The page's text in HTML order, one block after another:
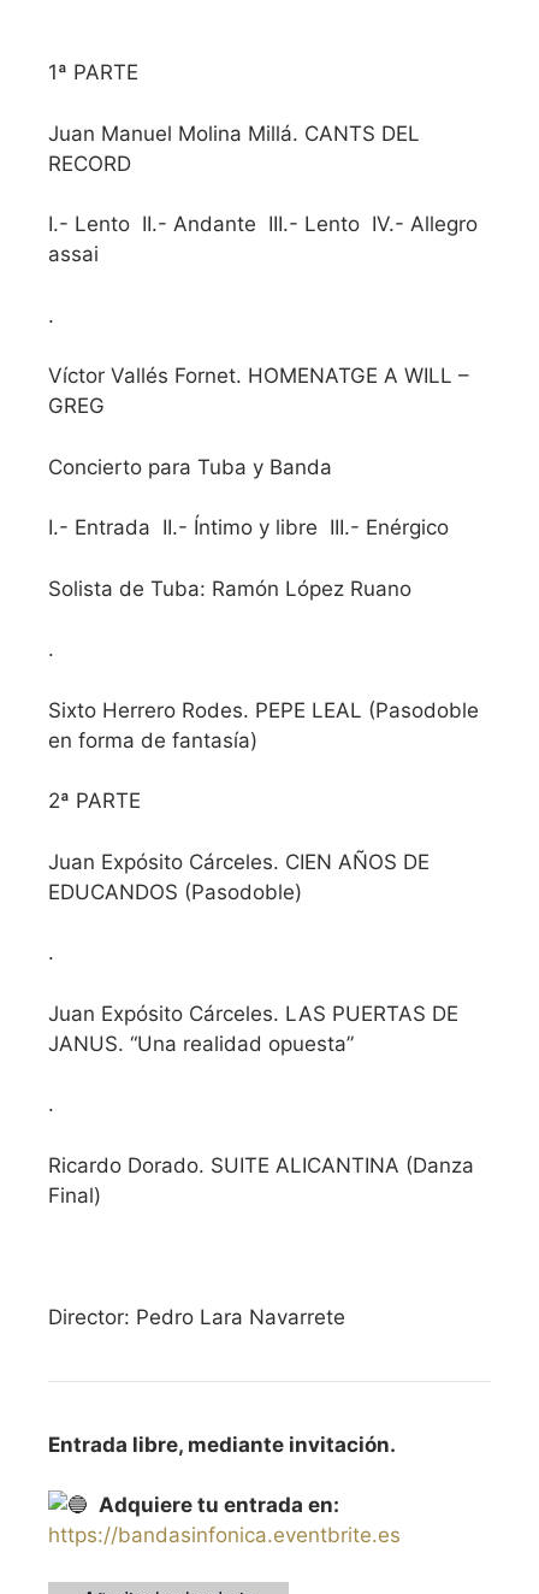
1ª PARTE
Juan Manuel Molina Millá. CANTS DEL
RECORD
I.- Lento II.- Andante III.- Lento IV.- Allegro
assai
.
Víctor Vallés Fornet. HOMENATGE A WILL –
GREG
Concierto para Tuba y Banda
I.- Entrada II.- Íntimo y libre III.- Enérgico
Solista de Tuba: Ramón López Ruano
.
Sixto Herrero Rodes. PEPE LEAL (Pasodoble
en forma de fantasía)
2ª PARTE
Juan Expósito Cárceles. CIEN AÑOS DE
EDUCANDOS (Pasodoble)
.
Juan Expósito Cárceles. LAS PUERTAS DE
JANUS. “Una realidad opuesta”
.
Ricardo Dorado. SUITE ALICANTINA (Danza
Final)
Director: Pedro Lara Navarrete
Entrada libre, mediante invitación.
Adquiere tu entrada en:
https://bandasinfonica.eventbrite.es